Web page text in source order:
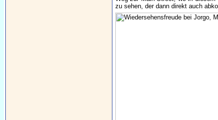
zu sehen, der dann direkt auch